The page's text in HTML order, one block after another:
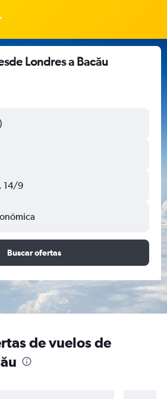
Londres a Bacău
14/9
Buscar ofertas
de vuelos de